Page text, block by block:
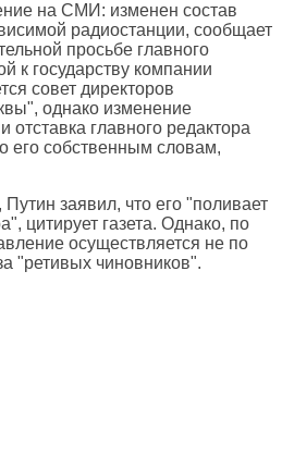
на СМИ: изменен состав
радиостанции, сообщает
просьбе главного
к государству компании
совет директоров
однако изменение
отставка главного редактора
его собственным словам,
заявил, что его "поливает
цитирует газета. Однако, по
осуществляется не по
"ретивых чиновников".